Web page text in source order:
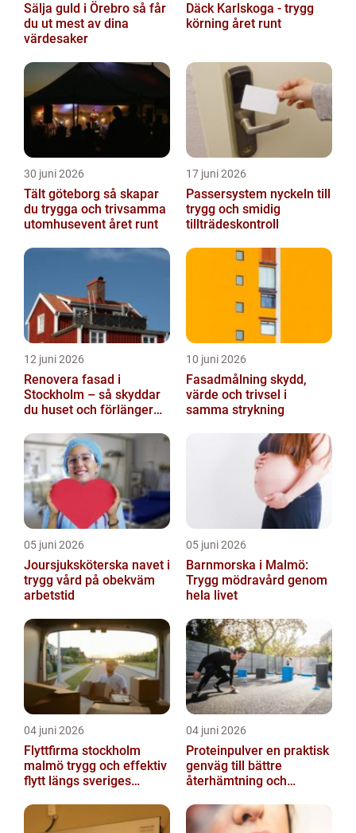
Sälja guld i Örebro så får
du ut mest av dina
värdesaker
Däck Karlskoga - trygg
körning året runt
30 juni 2026
Tält göteborg så skapar
du trygga och trivsamma
utomhusevent året runt
17 juni 2026
Passersystem nyckeln till
trygg och smidig
tillträdeskontroll
12 juni 2026
Renovera fasad i
Stockholm – så skyddar
du huset och förlänger
10 juni 2026
Fasadmålning skydd,
värde och trivsel i
samma strykning
05 juni 2026
Joursjuksköterska navet i
trygg vård på obekväm
arbetstid
05 juni 2026
Barnmorska i Malmö:
Trygg mödravård genom
hela livet
04 juni 2026
Flyttfirma stockholm
malmö trygg och effektiv
flytt längs sveriges
04 juni 2026
Proteinpulver en praktisk
genväg till bättre
återhämtning och